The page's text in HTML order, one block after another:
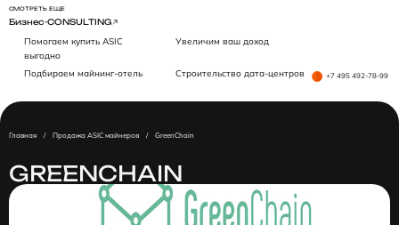
СМОТРЕТЬ ЕЩЕ
Бизнес-CONSULTING
Помогаем купить ASIC
выгодно
Увеличим ваш доход
Подбираем майнинг-отель Строительство дата-центров +7 495 492-78-99
Главная / Продажа ASIC майнеров / GreenChain
GREENCHAIN